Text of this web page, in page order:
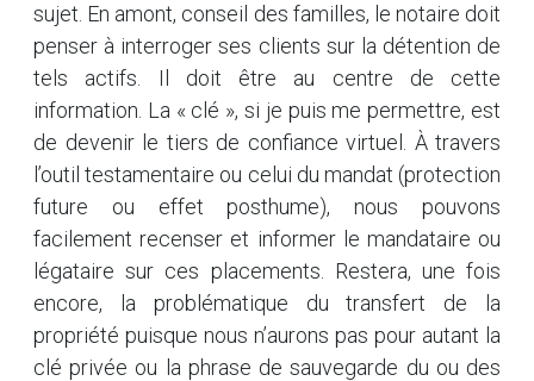
sujet. En amont, conseil des familles, le notaire doit
penser à interroger ses clients sur la détention de
tels actifs. Il doit être au centre de cette
information. La « clé », si je puis me permettre, est
de devenir le tiers de confiance virtuel. À travers
l’outil testamentaire ou celui du mandat (protection
future ou effet posthume), nous pouvons
facilement recenser et informer le mandataire ou
légataire sur ces placements. Restera, une fois
encore, la problématique du transfert de la
propriété puisque nous n’aurons pas pour autant la
clé privée ou la phrase de sauvegarde du ou des